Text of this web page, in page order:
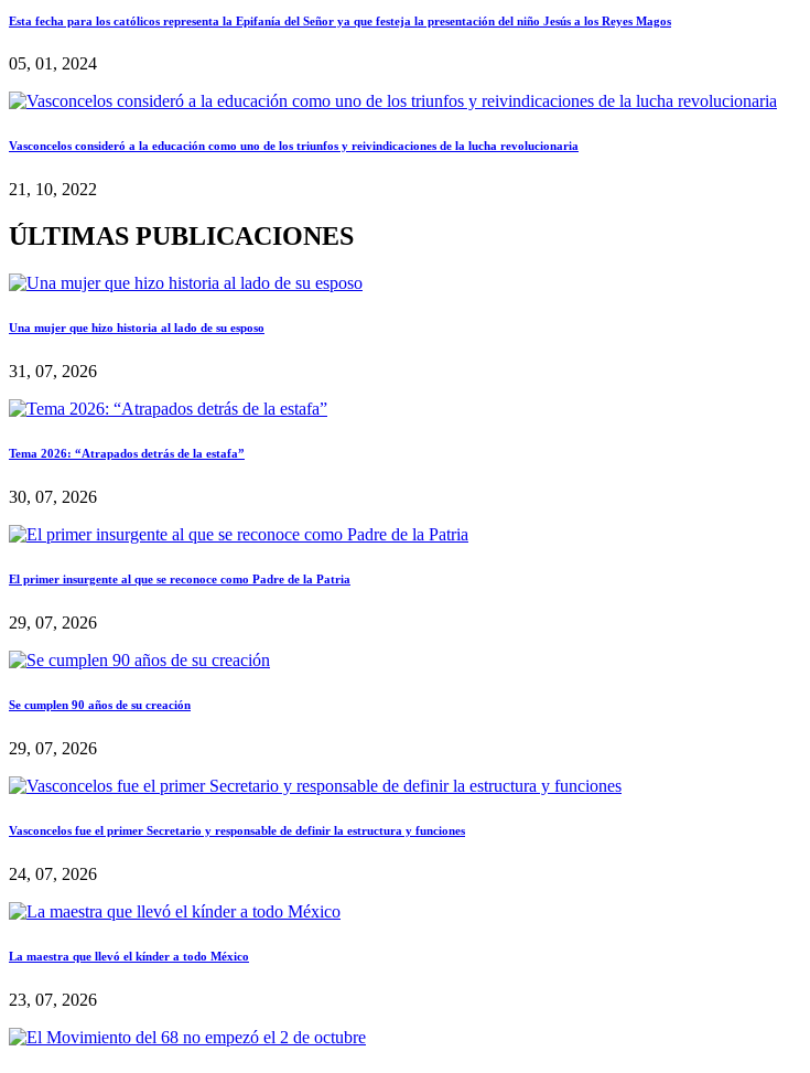
Esta fecha para los católicos representa la Epifanía del Señor ya que festeja la presentación del niño Jesús a los Reyes Magos
05, 01, 2024
Vasconcelos consideró a la educación como uno de los triunfos y reivindicaciones de la lucha revolucionaria
21, 10, 2022
ÚLTIMAS PUBLICACIONES
Una mujer que hizo historia al lado de su esposo
31, 07, 2026
Tema 2026: “Atrapados detrás de la estafa”
30, 07, 2026
El primer insurgente al que se reconoce como Padre de la Patria
29, 07, 2026
Se cumplen 90 años de su creación
29, 07, 2026
Vasconcelos fue el primer Secretario y responsable de definir la estructura y funciones
24, 07, 2026
La maestra que llevó el kínder a todo México
23, 07, 2026